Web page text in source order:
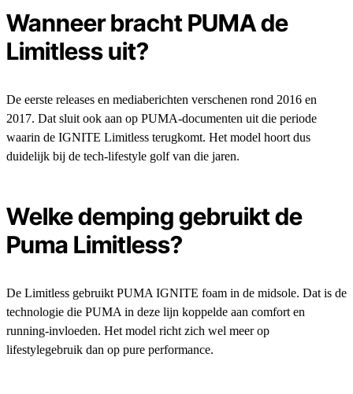
Wanneer bracht PUMA de
Limitless uit?
De eerste releases en mediaberichten verschenen rond 2016 en
2017. Dat sluit ook aan op PUMA-documenten uit die periode
waarin de IGNITE Limitless terugkomt. Het model hoort dus
duidelijk bij de tech-lifestyle golf van die jaren.
Welke demping gebruikt de
Puma Limitless?
De Limitless gebruikt PUMA IGNITE foam in de midsole. Dat is de
technologie die PUMA in deze lijn koppelde aan comfort en
running-invloeden. Het model richt zich wel meer op
lifestylegebruik dan op pure performance.